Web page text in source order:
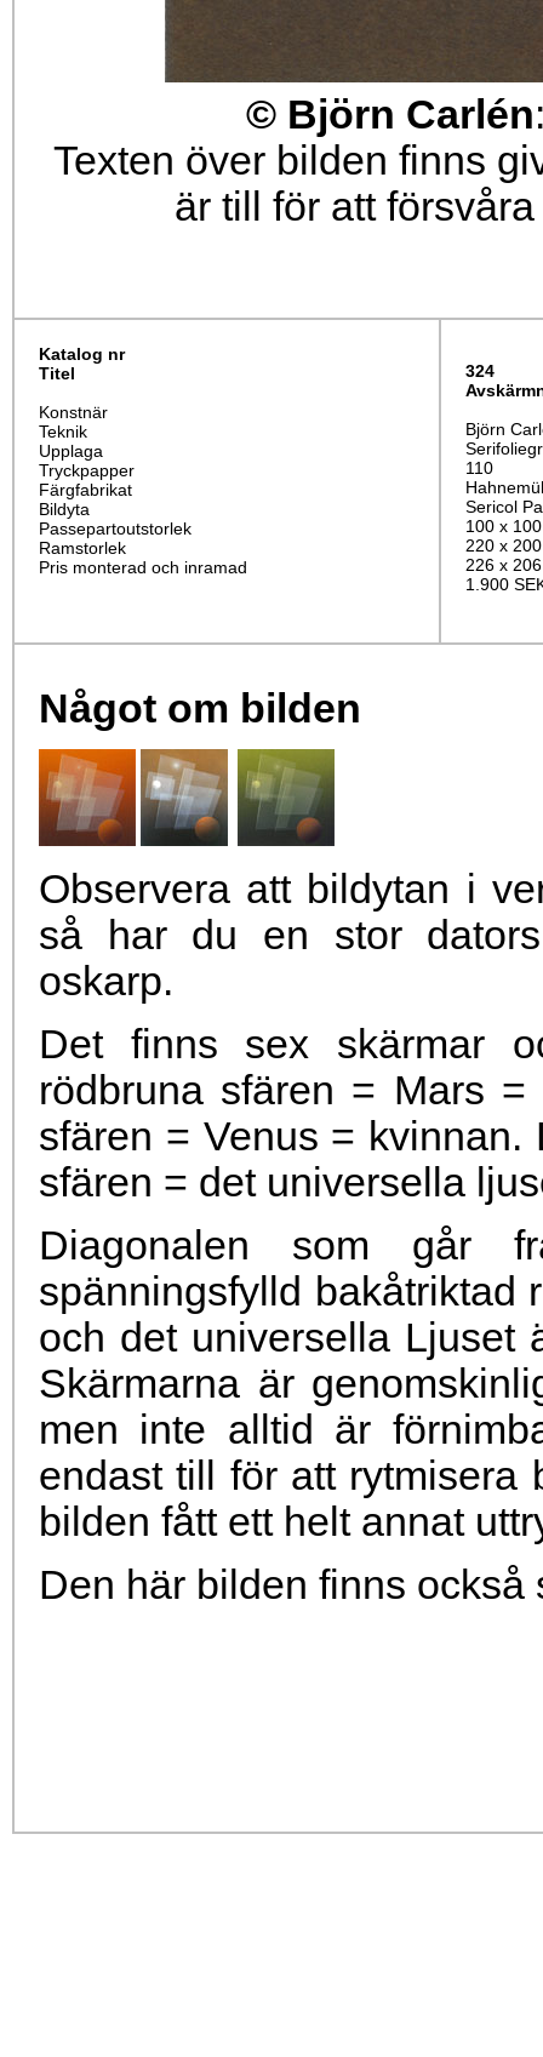
© Björn Carlén
Texten över bilden finns
är till för att
Katalog nr
Titel
Konstnär
Teknik
Upplaga
Tryckpapper
Färgfabrikat
Bildyta
Passepartoutstorlek
Ramstorlek
Pris monterad och inramad
324
Björn
110
Sericol
100 x
220 x
226 x
1.900
Något om bilden
Observera att bildytan i
så har du en stor
oskarp.
Det finns sex skärmar
rödbruna sfären = Mars
sfären = Venus =
sfären = det universella
Diagonalen som går
spänningsfylld bakåtriktad
och det universella Ljuset
Skärmarna är
men inte alltid är
endast till för att rytmisera
bilden fått ett helt annat
Den här bilden finns